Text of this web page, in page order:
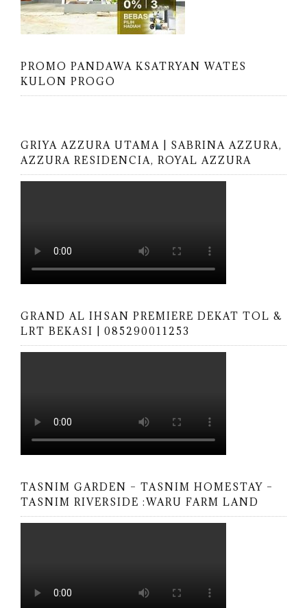
PROMO PANDAWA KSATRYAN WATES
KULON PROGO
GRIYA AZZURA UTAMA | SABRINA AZZURA,
AZZURA RESIDENCIA, ROYAL AZZURA
GRAND AL IHSAN PREMIERE DEKAT TOL &
LRT BEKASI | 085290011253
TASNIM GARDEN – TASNIM HOMESTAY –
TASNIM RIVERSIDE :WARU FARM LAND